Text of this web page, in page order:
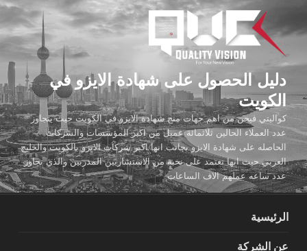
المحتوى
دليل الحصول على شهادة الايزو في
الكويت
كواليتي فيجن من اهم جهات منح شهادة الايزو في الكويت حيث يتجاوز
عدد العملاء الحالين ثلاثمائة عميل من اكبر المؤسسات والشركات
الحاصله على شهادة الايزو بجانب انها اكبر شركات الايزو بالكويت والخليج
العربي حيث انها تعتمد على نخبة من الاستشاريين المدربين والذي تجاوز
عدد ساعه عملهم الاف الساعات
الرئيسية
عن الشركة